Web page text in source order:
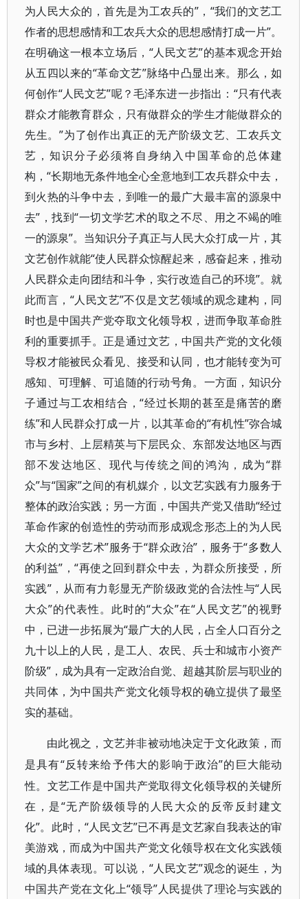
为人民大众的，首先是为工农兵的”，“我们的文艺工
作者的思想感情和工农兵大众的思想感情打成一片”。
在明确这一根本立场后，“人民文艺”的基本观念开始
从五四以来的“革命文艺”脉络中凸显出来。那么，如
何创作“人民文艺”呢？毛泽东进一步指出：“只有代表
群众才能教育群众，只有做群众的学生才能做群众的
先生。”为了创作出真正的无产阶级文艺、工农兵文
艺，知识分子必须将自身纳入中国革命的总体建
构，“长期地无条件地全心全意地到工农兵群众中去，
到火热的斗争中去，到唯一的最广大最丰富的源泉中
去”，找到“一切文学艺术的取之不尽、用之不竭的唯
一的源泉”。当知识分子真正与人民大众打成一片，其
文艺创作就能“使人民群众惊醒起来，感奋起来，推动
人民群众走向团结和斗争，实行改造自己的环境”。就
此而言，“人民文艺”不仅是文艺领域的观念建构，同
时也是中国共产党夺取文化领导权，进而争取革命胜
利的重要抓手。正是通过文艺，中国共产党的文化领
导权才能被民众看见、接受和认同，也才能转变为可
感知、可理解、可追随的行动号角。一方面，知识分
子通过与工农相结合，“经过长期的甚至是痛苦的磨
练”和人民群众打成一片，以其革命的“有机性”弥合城
市与乡村、上层精英与下层民众、东部发达地区与西
部不发达地区、现代与传统之间的鸿沟，成为“群
众”与“国家”之间的有机媒介，以文艺实践有力服务于
整体的政治实践；另一方面，中国共产党又借助“经过
革命作家的创造性的劳动而形成观念形态上的为人民
大众的文学艺术”服务于“群众政治”，服务于“多数人
的利益”，“再使之回到群众中去，为群众所接受，所
实践”，从而有力彰显无产阶级政党的合法性与“人民
大众”的代表性。此时的“大众”在“人民文艺”的视野
中，已进一步拓展为“最广大的人民，占全人口百分之
九十以上的人民，是工人、农民、兵士和城市小资产
阶级”，成为具有一定政治自觉、超越其阶层与职业的
共同体，为中国共产党文化领导权的确立提供了最坚
实的基础。
由此视之，文艺并非被动地决定于文化政策，而
是具有“反转来给予伟大的影响于政治”的巨大能动
性。文艺工作是中国共产党取得文化领导权的关键所
在，是“无产阶级领导的人民大众的反帝反封建文
化”。此时，“人民文艺”已不再是文艺家自我表达的审
美游戏，而成为中国共产党文化领导权在文化实践领
域的具体表现。可以说，“人民文艺”观念的诞生，为
中国共产党在文化上“领导”人民提供了理论与实践的